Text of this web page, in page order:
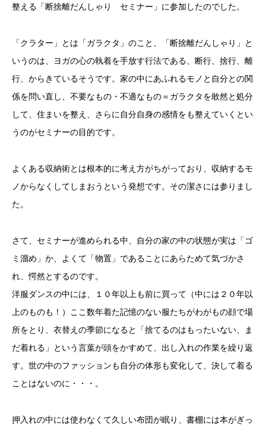
整える「断捨離だんしゃり セミナー」に参加したのでした。
「クラター」とは「ガラクタ」のこと、「断捨離だんしゃり」と
いうのは、ヨガの心の執着を手放す行法である、断行、捨行、離
行、からきているそうです。家の中にあふれるモノと自分との関
係を問い直し、不要なもの・不適なもの＝ガラクタを敢然と処分
して、住まいを整え、さらに自分自身の感情をも整えていくとい
うのがセミナーの目的です。
よくある収納術とは根本的に考え方がちがっており、収納するモ
ノからなくしてしまおうという発想です。その潔さには参りまし
た。
さて、セミナーが進められる中、自分の家の中の状態が実は「ゴ
ミ溜め」か、よくて「物置」であることにあらためて気づかさ
れ、愕然とするのです。
洋服ダンスの中には、１０年以上も前に買って（中には２０年以
上のものも！）ここ数年着た記憶のない服たちがわがもの顔で場
所をとり、衣替えの季節になると「捨てるのはもったいない、ま
だ着れる」という言葉が頭をかすめて、出し入れの作業を繰り返
す。世の中のファッションも自分の体形も変化して、決して着る
ことはないのに・・・。
押入れの中には使わなくて久しい布団が眠り、書棚には本がぎっ